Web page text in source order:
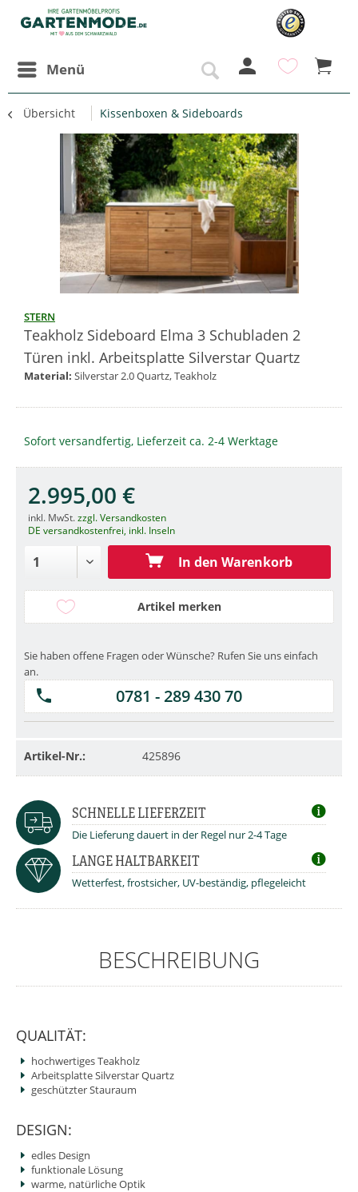
Menü
Übersicht Kissenboxen & Sideboards
STERN
Teakholz Sideboard Elma 3 Schubladen 2
Türen inkl. Arbeitsplatte Silverstar Quartz
Material: Silverstar 2.0 Quartz, Teakholz
Sofort versandfertig, Lieferzeit ca. 2-4 Werktage
2.995,00 €
inkl. MwSt.zzgl. Versandkosten
DE versandkostenfrei, inkl. Inseln
In den Warenkorb
Artikel merken
Sie haben offene Fragen oder Wünsche? Rufen Sie uns einfach
an.
0781 - 289 430 70
Artikel-Nr.: 425896
SCHNELLE LIEFERZEIT
Die Lieferung dauert in der Regel nur 2-4 Tage
LANGE HALTBARKEIT
Wetterfest, frostsicher, UV-beständig, pflegeleicht
BESCHREIBUNG
QUALITÄT:
hochwertiges Teakholz
Arbeitsplatte Silverstar Quartz
geschützter Stauraum
DESIGN:
edles Design
funktionale Lösung
warme, natürliche Optik